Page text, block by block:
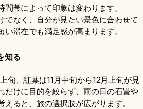
間帯によって印象は変わります。
でなく、自分が見たい景色に合わせて
い滞在でも満足感が高まります。
知る
旬、紅葉は11月中旬から12月上旬が見
だけに目的を絞らず、雨の日の石畳や
えると、旅の選択肢が広がります。